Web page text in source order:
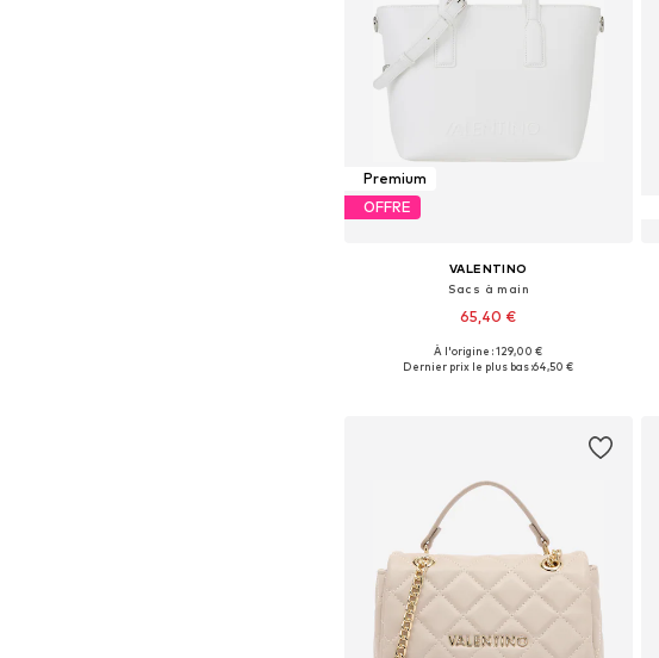
Premium
OFFRE
VALENTINO
Sacs à main
65,40 €
Tailles disponibles: One Size
À l'origine : 129,00 €
Dernier prix le plus bas :64,50 €